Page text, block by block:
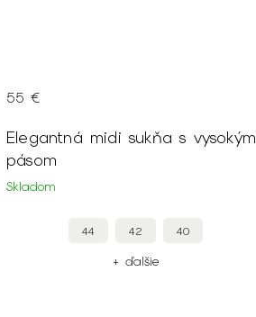
Elegantná midi sukňa s vysokým
pásom
Skladom
55 €
44 42 40
+ ďalšie